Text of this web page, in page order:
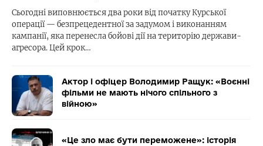
Сьогодні виповнюється два роки від початку Курської
операції — безпрецедентної за задумом і виконанням
кампанії, яка перенесла бойові дії на територію держави-
агресора. Цей крок…
Актор і офіцер Володимир Ращук: «Воєнні
фільми не мають нічого спільного з
війною»
«Це зло має бути переможене»: історія